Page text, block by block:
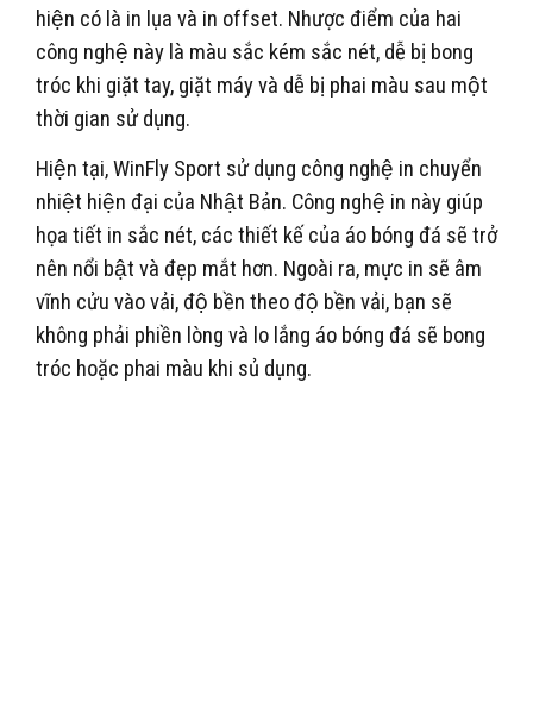
hiện có là in lụa và in offset. Nhược điểm của hai
công nghệ này là màu sắc kém sắc nét, dễ bị bong
tróc khi giặt tay, giặt máy và dễ bị phai màu sau một
thời gian sử dụng.
Hiện tại, WinFly Sport sử dụng công nghệ in chuyển
nhiệt hiện đại của Nhật Bản. Công nghệ in này giúp
họa tiết in sắc nét, các thiết kế của áo bóng đá sẽ trở
nên nổi bật và đẹp mắt hơn. Ngoài ra, mực in sẽ âm
vĩnh cửu vào vải, độ bền theo độ bền vải, bạn sẽ
không phải phiền lòng và lo lắng áo bóng đá sẽ bong
tróc hoặc phai màu khi sủ dụng.